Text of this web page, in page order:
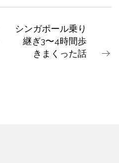
シンガポール乗り
継ぎ3〜4時間歩
きまくった話